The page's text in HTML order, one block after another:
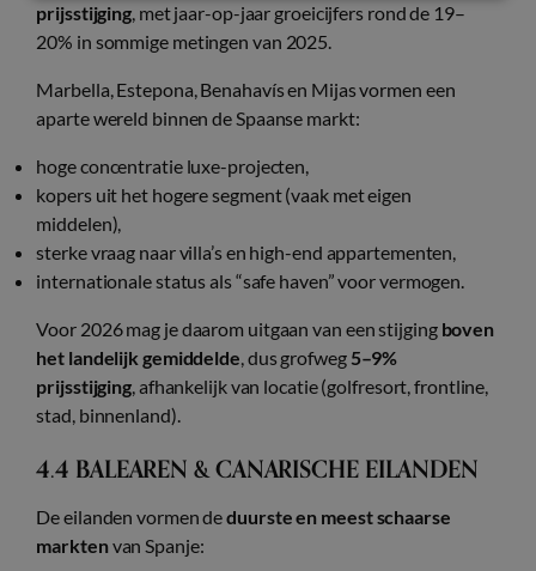
prijsstijging, met jaar-op-jaar groeicijfers rond de 19–
20% in sommige metingen van 2025.
Marbella, Estepona, Benahavís en Mijas vormen een
aparte wereld binnen de Spaanse markt:
hoge concentratie luxe-projecten,
kopers uit het hogere segment (vaak met eigen
middelen),
sterke vraag naar villa’s en high-end appartementen,
internationale status als “safe haven” voor vermogen.
Voor 2026 mag je daarom uitgaan van een stijging boven
het landelijk gemiddelde, dus grofweg 5–9%
prijsstijging, afhankelijk van locatie (golfresort, frontline,
stad, binnenland).
4.4 BALEAREN & CANARISCHE EILANDEN
De eilanden vormen deduurste en meest schaarse
marktenvan Spanje: